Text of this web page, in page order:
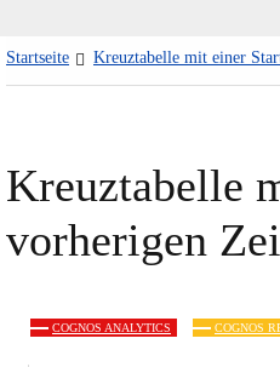
Startseite Kreuztabelle mit einer
Kreuztabelle
vorherigen
COGNOS ANALYTICS COGNOS